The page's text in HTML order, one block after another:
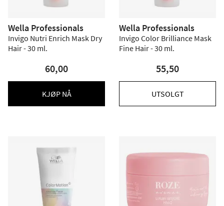
Wella Professionals
Invigo Nutri Enrich Mask Dry
Hair - 30 ml.
60,00
KJØP NÅ
Wella Professionals
Invigo Color Brilliance Mask
Fine Hair - 30 ml.
55,50
UTSOLGT